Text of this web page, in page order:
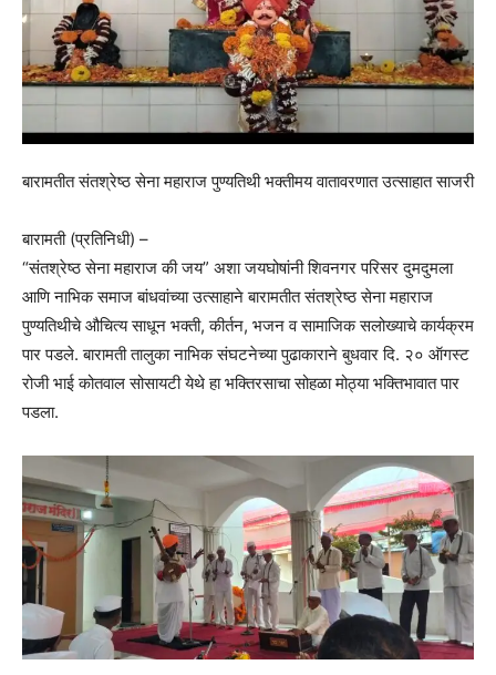
बारामतीत संतश्रेष्ठ सेना महाराज पुण्यतिथी भक्तीमय वातावरणात उत्साहात साजरी
बारामती (प्रतिनिधी) –
“संतश्रेष्ठ सेना महाराज की जय” अशा जयघोषांनी शिवनगर परिसर दुमदुमला
आणि नाभिक समाज बांधवांच्या उत्साहाने बारामतीत संतश्रेष्ठ सेना महाराज
पुण्यतिथीचे औचित्य साधून भक्ती, कीर्तन, भजन व सामाजिक सलोख्याचे कार्यक्रम
पार पडले. बारामती तालुका नाभिक संघटनेच्या पुढाकाराने बुधवार दि. २० ऑगस्ट
रोजी भाई कोतवाल सोसायटी येथे हा भक्तिरसाचा सोहळा मोठ्या भक्तिभावात पार
पडला.